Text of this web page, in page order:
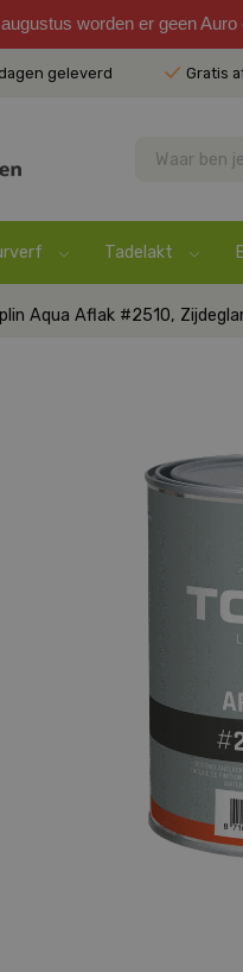
worden er geen
geleverd Gratis
Tadelakt
Aqua Aflak #2510,